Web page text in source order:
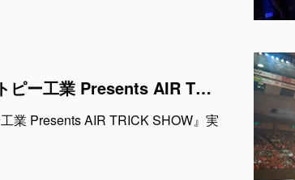
ハーフタイムショー『トピー工業 Presents AIR TRICK SHOW』実施決定！
業 Presents AIR TRICK SHOW』実